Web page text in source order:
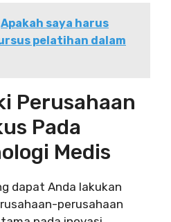
Apakah saya harus
pelatihan dalam
Perusahaan
Pada
Medis
dapat Anda lakukan
perusahaan